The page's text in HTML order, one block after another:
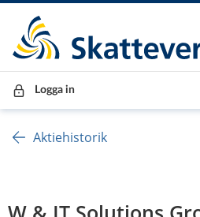
Till innehåll
Till navigationen
Till chattrobot
Logga in
Aktiehistorik